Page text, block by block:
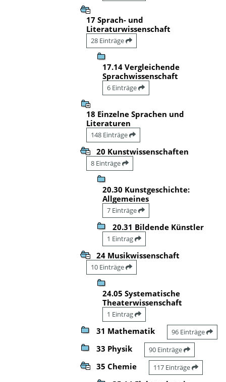
17 Sprach- und
Literaturwissenschaft
28 Einträge
17.14 Vergleichende
Sprachwissenschaft
6 Einträge
18 Einzelne Sprachen und
Literaturen
148 Einträge
20 Kunstwissenschaften
8 Einträge
20.30 Kunstgeschichte:
Allgemeines
7 Einträge
20.31 Bildende Künstler
1 Eintrag
24 Musikwissenschaft
10 Einträge
24.05 Systematische
Theaterwissenschaft
1 Eintrag
31 Mathematik 96 Einträge
33 Physik 90 Einträge
35 Chemie 117 Einträge